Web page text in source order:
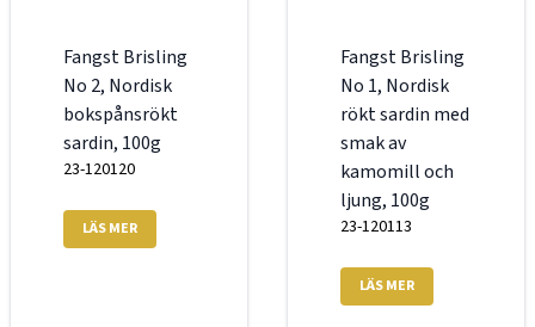
Fangst Brisling
No 2, Nordisk
bokspånsrökt
sardin, 100g
23-120120
LÄS MER
Fangst Brisling
No 1, Nordisk
rökt sardin med
smak av
kamomill och
ljung, 100g
23-120113
LÄS MER